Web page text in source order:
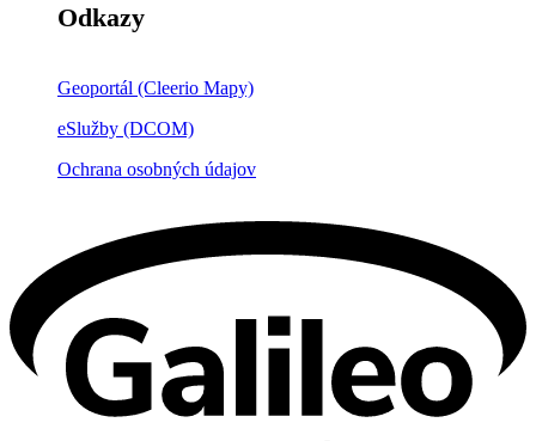
Odkazy
Geoportál (Cleerio Mapy)
eSlužby (DCOM)
Ochrana osobných údajov